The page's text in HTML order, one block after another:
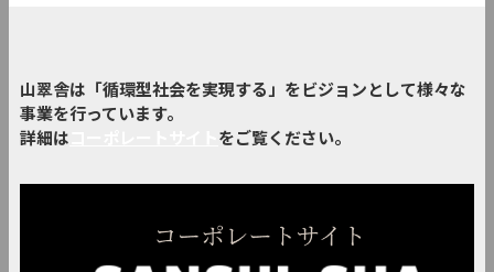
山翠舎は「循環型社会を実現する」をビジョンとして様々な
事業を行っています。
詳細は
をご覧ください。